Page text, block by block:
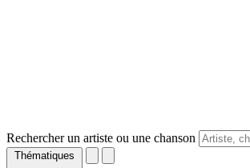
Rechercher un artiste ou une chanson
Thématiques